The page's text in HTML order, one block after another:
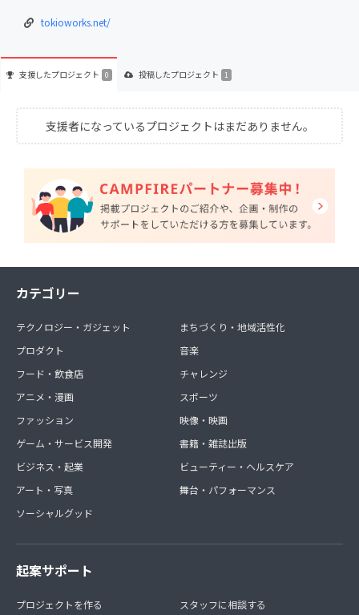
tokioworks.net/
支援したプロジェクト 0 投稿したプロジェクト 1
支援者になっているプロジェクトはまだありません。
カテゴリー
テクノロジー・ガジェット
プロダクト
フード・飲食店
アニメ・漫画
ファッション
ゲーム・サービス開発
ビジネス・起業
アート・写真
ソーシャルグッド
まちづくり・地域活性化
音楽
チャレンジ
スポーツ
映像・映画
書籍・雑誌出版
ビューティー・ヘルスケア
舞台・パフォーマンス
起案サポート
プロジェクトを作る
スタッフに相談する